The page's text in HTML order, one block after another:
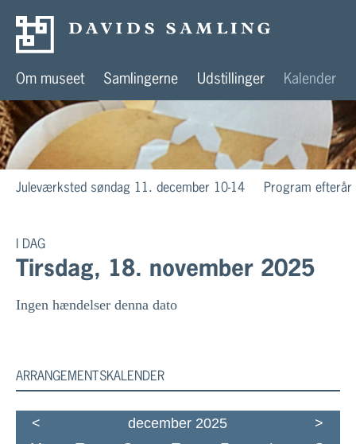
Om museet Samlingerne Udstillinger Kalender
Juleværksted søndag 11. december 10-14 Program
I DAG
Tirsdag, 18. november 2025
Ingen hændelser denna dato
ARRANGEMENTSKALENDER
< december 2025
>